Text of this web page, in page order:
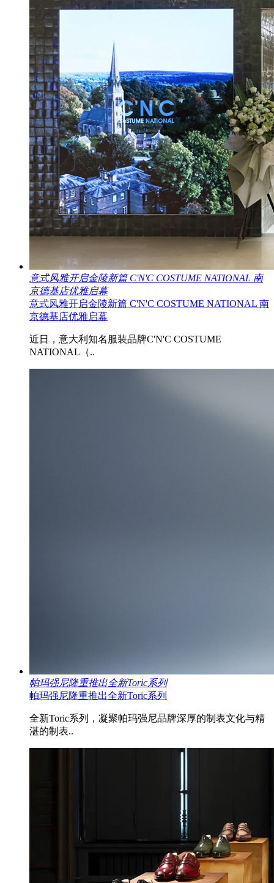
意式风雅开启金陵新篇 C'N'C COSTUME NATIONAL 南
京德基店优雅启幕
意式风雅开启金陵新篇 C'N'C COSTUME NATIONAL 南
京德基店优雅启幕
近日，意大利知名服装品牌C'N'C COSTUME
NATIONAL（..
帕玛强尼隆重推出全新Toric系列
帕玛强尼隆重推出全新Toric系列
全新Toric系列，凝聚帕玛强尼品牌深厚的制表文化与精
湛的制表..